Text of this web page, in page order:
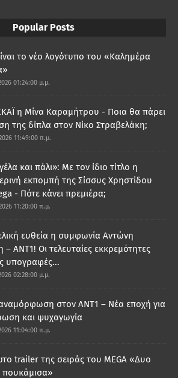
Popular Posts
το νέο λογότυπο του «Καλημέρα
01:24:00 μ.μ.
η Μίνα Καραμήτρου - Ποια θα πάρει
της δίπλα στον Νίκο Στραβελάκη;
11:49:00 π.μ.
και πάλι»: Με τον ίδιο τίτλο η
εκπομπή της Σίσσυς Χρηστίδου
- Πότε κάνει πρεμιέρα;
11:20:00 π.μ.
ευθεία η συμφωνία Αντώνη
– ΑΝΤ1! Οι τελευταίες εκκρεμότητες
υπογραφές...
02:28:00 μ.μ.
στον ΑΝΤ1 – Νέα εποχή για
και ψυχαγωγία
11:04:00 π.μ.
trailer της σειράς του MEGA «Δυο